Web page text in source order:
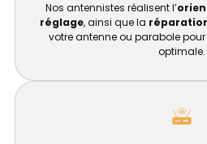
Nos antennistes réalisent l’
réglage, ainsi que la
votre antenne ou parabole
optimale.